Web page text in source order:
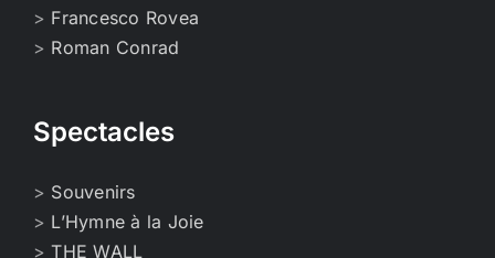
> Francesco Rovea
> Roman Conrad
Spectacles
> Souvenirs
> L’Hymne à la Joie
>THE WALL